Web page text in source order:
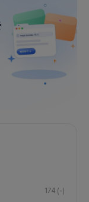
174 (-)